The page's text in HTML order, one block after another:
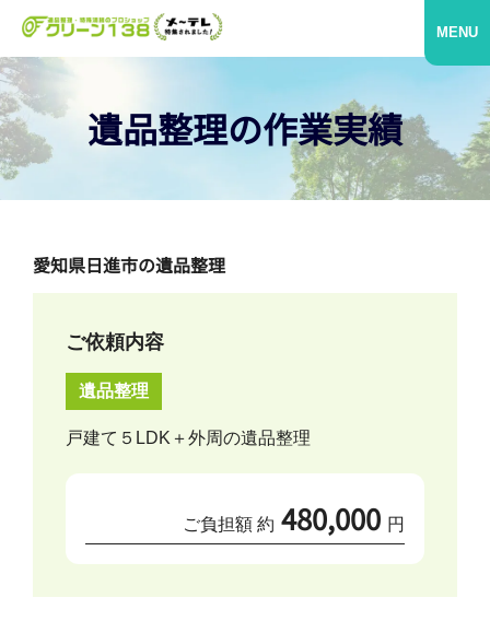
MENU
遺品整理の作業実績
愛知県日進市の遺品整理
ご依頼内容
遺品整理
戸建て５LDK＋外周の遺品整理
ご負担額 約 480,000 円